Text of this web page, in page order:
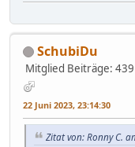
SchubiDu
Mitglied Beiträge: 439
22 Juni 2023, 23:14:30
Zitat von: Ronny C.